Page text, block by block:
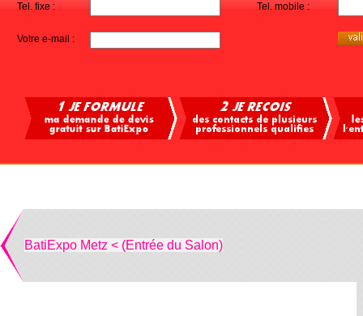
Tel. fixe : Tel. mobile :
Votre e-mail :
BatiExpo Metz < (Entrée du Salon)